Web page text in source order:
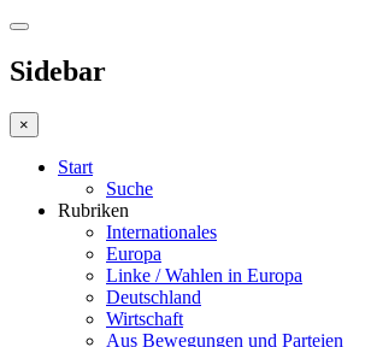
Sidebar
×
Start
Suche
Rubriken
Internationales
Europa
Linke / Wahlen in Europa
Deutschland
Wirtschaft
Aus Bewegungen und Parteien